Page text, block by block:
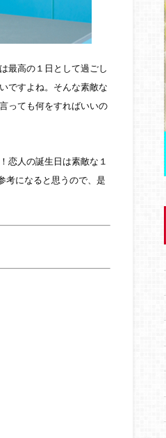
最高の１日として過ごし
ですよね。そんな素敵な
っても何をすればいいの
恋人の誕生日は素敵な１
考になると思うので、是